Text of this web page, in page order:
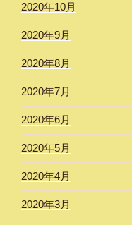
2020年10月
2020年9月
2020年8月
2020年7月
2020年6月
2020年5月
2020年4月
2020年3月